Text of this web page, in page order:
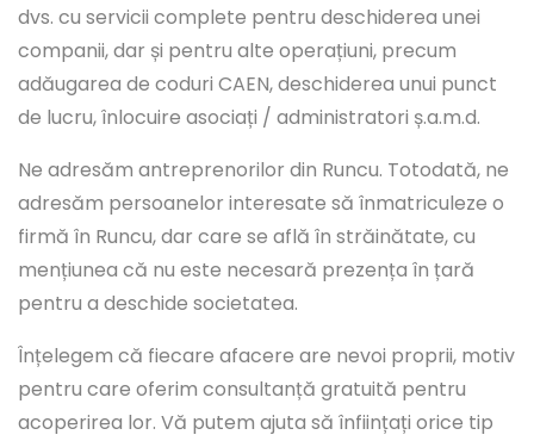
dvs. cu servicii complete pentru deschiderea unei
companii, dar și pentru alte operațiuni, precum
adăugarea de coduri CAEN, deschiderea unui punct
de lucru, înlocuire asociați / administratori ș.a.m.d.
Ne adresăm antreprenorilor din Runcu. Totodată, ne
adresăm persoanelor interesate să înmatriculeze o
firmă în Runcu, dar care se află în străinătate, cu
mențiunea că nu este necesară prezența în țară
pentru a deschide societatea.
Înțelegem că fiecare afacere are nevoi proprii, motiv
pentru care oferim consultanță gratuită pentru
acoperirea lor. Vă putem ajuta să înființați orice tip